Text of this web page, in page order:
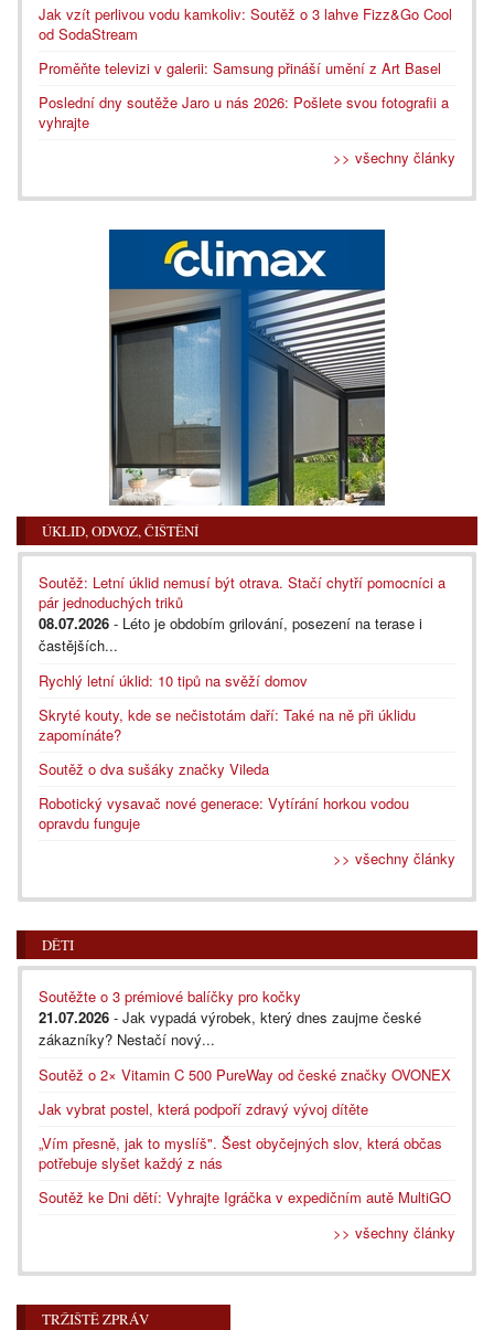
Jak vzít perlivou vodu kamkoliv: Soutěž o 3 lahve Fizz&Go Cool
od SodaStream
Proměňte televizi v galerii: Samsung přináší umění z Art Basel
Poslední dny soutěže Jaro u nás 2026: Pošlete svou fotografii a
vyhrajte
>> všechny články
ÚKLID, ODVOZ, ČIŠTĚNÍ
Soutěž: Letní úklid nemusí být otrava. Stačí chytří pomocníci a
pár jednoduchých triků
08.07.2026 - Léto je obdobím grilování, posezení na terase i
častějších...
Rychlý letní úklid: 10 tipů na svěží domov
Skryté kouty, kde se nečistotám daří: Také na ně při úklidu
zapomínáte?
Soutěž o dva sušáky značky Vileda
Robotický vysavač nové generace: Vytírání horkou vodou
opravdu funguje
>> všechny články
DĚTI
Soutěžte o 3 prémiové balíčky pro kočky
21.07.2026 - Jak vypadá výrobek, který dnes zaujme české
zákazníky? Nestačí nový...
Soutěž o 2× Vitamin C 500 PureWay od české značky OVONEX
Jak vybrat postel, která podpoří zdravý vývoj dítěte
„Vím přesně, jak to myslíš". Šest obyčejných slov, která občas
potřebuje slyšet každý z nás
Soutěž ke Dni dětí: Vyhrajte Igráčka v expedičním autě MultiGO
>> všechny články
TRŽIŠTĚ ZPRÁV